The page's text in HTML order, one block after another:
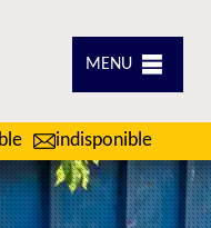
MENU
indisponible